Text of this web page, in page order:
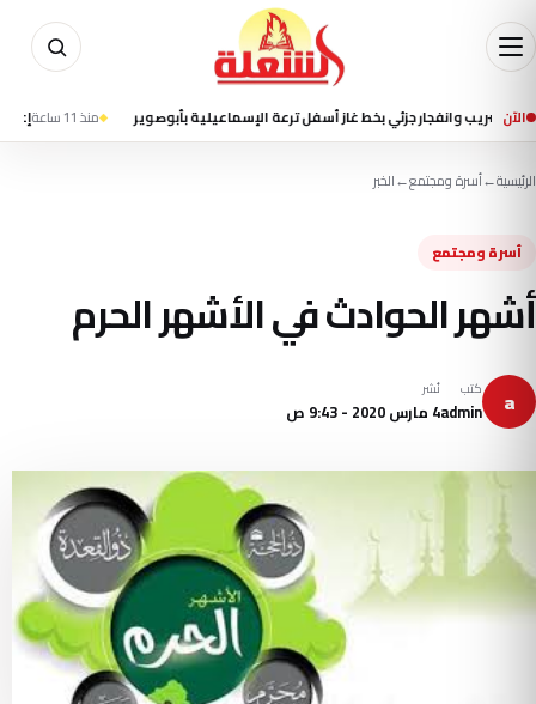
الآن جزئي بخط غاز أسفل ترعة الإسماعيلية بأبوصوير منذ 11 ساعة إعلام
الرئيسية←أسرة ومجتمع←الخبر
أسرة ومجتمع
أشهر الحوادث في الأشهر الحرم
a كتب
admin
نُشر
4 مارس 2020 - 9:43 ص